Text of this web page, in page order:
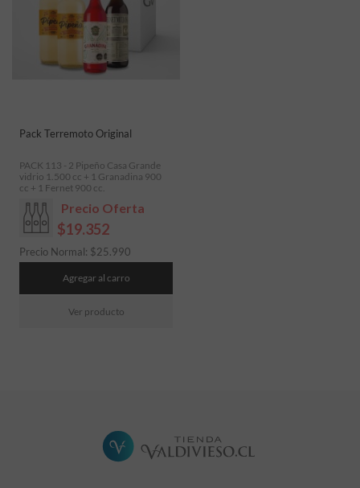
Pack Terremoto Original
Precio Oferta
$19.352
Precio Normal: $25.990
PACK 113 - 2 Pipeño Casa Grande
vidrio 1.500 cc + 1 Granadina 900
cc + 1 Fernet 900 cc.
Agregar al carro
Ver producto